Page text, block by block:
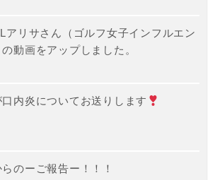
アリサさん（ゴルフ女子インフルエン
動画をアップしました。
内炎についてお送りします
のーご報告ー！！！